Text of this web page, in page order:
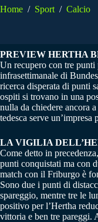
Home / Sport / Calcio
PREVIEW HERTHA
Un recupero con tre
infrasettimanale di
ricerca disperata di punti
ospiti si trovano in una
nulla da chiedere ancora
tedesca serve un’impresa
LA VIGILIA
Come detto in
punti conquistati ma con
match con il Friburgo è
Sono due i punti di
spareggio, mentre tre le
positivo per l’Hertha
vittoria e ben tre pareggi.